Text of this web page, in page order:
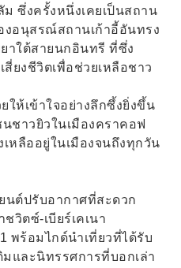
ซึ่งครั้งหนึ่งเคยเป็นสถาน
งอนุสรณ์สถานเก้าอี้อันทรง
าใต้สายนกอินทรี ที่ซึ่ง
สี่ยงชีวิตเพื่อช่วยเหลือชาว
ให้เข้าใจอย่างลึกซึ้งยิ่งขึ้น
ชาวยิวในเมืองคราคอฟ
หลืออยู่ในเมืองจนถึงทุกวัน
นต์ปรับอากาศที่สะดวก
วิตซ์-เบียร์เคเนา
พร้อมไกด์นำเที่ยวที่ได้รับ
และนิทรรศการที่บอกเล่า